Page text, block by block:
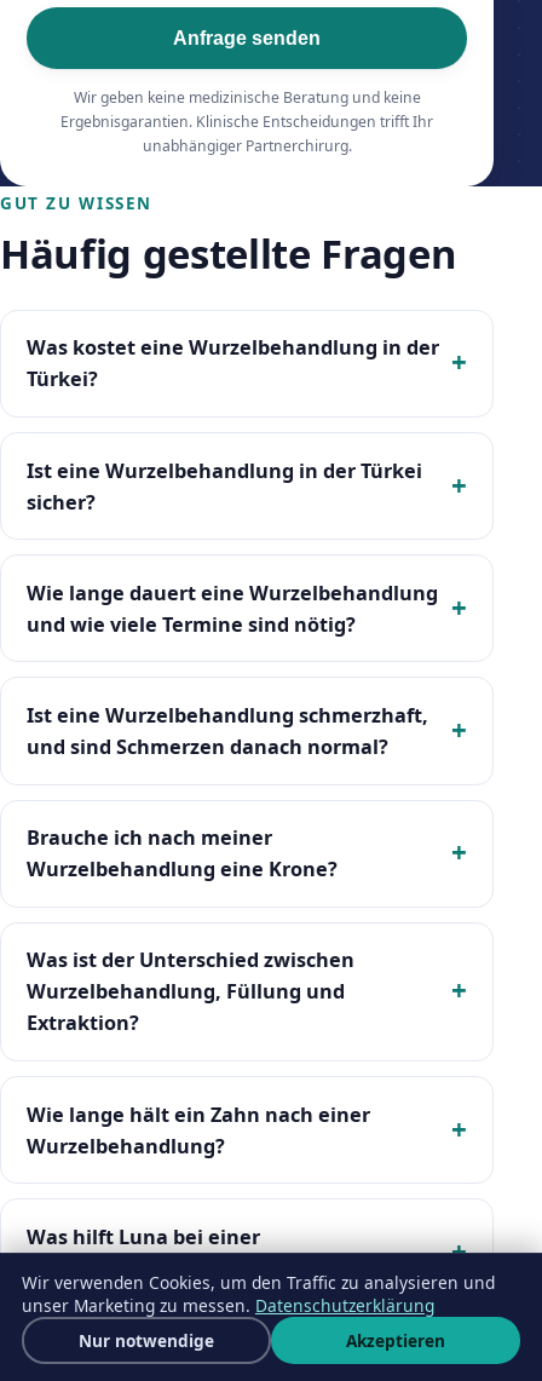
Anfrage senden
Wir geben keine medizinische Beratung und keine
Ergebnisgarantien. Klinische Entscheidungen trifft Ihr
unabhängiger Partnerchirurg.
GUT ZU WISSEN
Häufig gestellte Fragen
Was kostet eine Wurzelbehandlung in der
Türkei?
Ist eine Wurzelbehandlung in der Türkei
sicher?
Wie lange dauert eine Wurzelbehandlung
und wie viele Termine sind nötig?
Ist eine Wurzelbehandlung schmerzhaft,
und sind Schmerzen danach normal?
Brauche ich nach meiner
Wurzelbehandlung eine Krone?
Was ist der Unterschied zwischen
Wurzelbehandlung, Füllung und
Extraktion?
Wie lange hält ein Zahn nach einer
Wurzelbehandlung?
Was hilft Luna bei einer
Ähnliche Behandlungen in Istanbul
Kostenloses Angebot
Wir verwenden Cookies, um den Traffic zu analysieren und
unser Marketing zu messen. Datenschutzerklärung
Nur notwendige
Akzeptieren